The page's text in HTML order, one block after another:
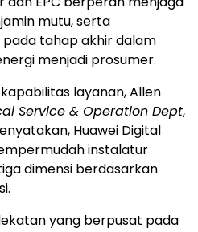
mutu, serta
tahap akhir dalam
menjadi prosumer.
layanan, Allen
Service & Operation Dept,
Huawei Digital
instalatur
dimensi berdasarkan
yang berpusat pada